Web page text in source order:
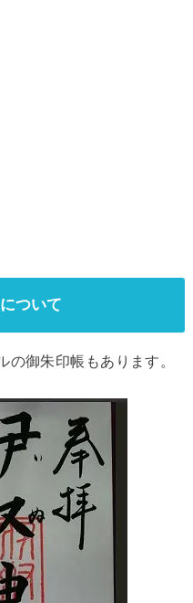
ついて
御朱印帳もあります。